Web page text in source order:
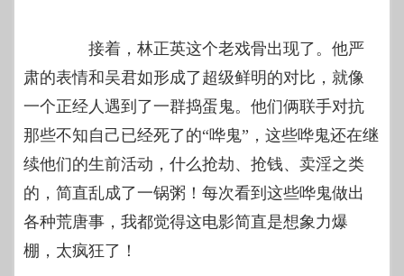
接着，林正英这个老戏骨出现了。他严
肃的表情和吴君如形成了超级鲜明的对比，就像
一个正经人遇到了一群捣蛋鬼。他们俩联手对抗
那些不知自己已经死了的“哗鬼”，这些哗鬼还在继
续他们的生前活动，什么抢劫、抢钱、卖淫之类
的，简直乱成了一锅粥！每次看到这些哗鬼做出
各种荒唐事，我都觉得这电影简直是想象力爆
棚，太疯狂了！